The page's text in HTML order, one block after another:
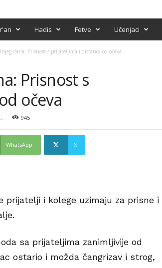
Hadis Fetve Učenjaci
dana: Prisnost s prijateljima i distanca od očeva
Prisnost s
očeva
945
WhatsApp X
prijatelji i kolege uzimaju za prisne i
sa prijateljima zanimljivije od
ostario i možda čangrizav i strog,